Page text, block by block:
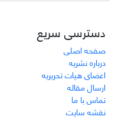
دسترسی سریع
صفحه اصلی
درباره نشریه
اعضای هیات تحریریه
ارسال مقاله
تماس با ما
نقشه سایت